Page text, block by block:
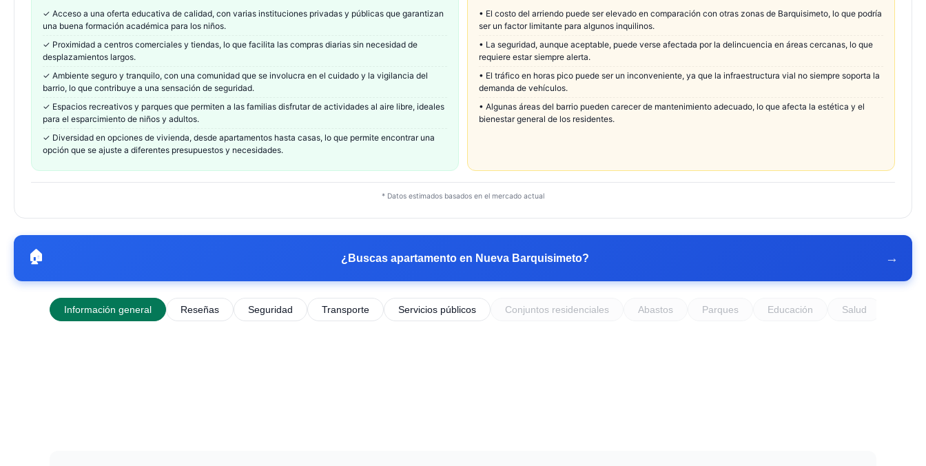
✓ Acceso a una oferta educativa de calidad, con varias instituciones privadas y públicas que garantizan
una buena formación académica para los niños.
✓ Proximidad a centros comerciales y tiendas, lo que facilita las compras diarias sin necesidad de
desplazamientos largos.
✓ Ambiente seguro y tranquilo, con una comunidad que se involucra en el cuidado y la vigilancia del
barrio, lo que contribuye a una sensación de seguridad.
✓ Espacios recreativos y parques que permiten a las familias disfrutar de actividades al aire libre, ideales
para el esparcimiento de niños y adultos.
✓ Diversidad en opciones de vivienda, desde apartamentos hasta casas, lo que permite encontrar una
opción que se ajuste a diferentes presupuestos y necesidades.
• El costo del arriendo puede ser elevado en comparación con otras zonas de Barquisimeto, lo que podría
ser un factor limitante para algunos inquilinos.
• La seguridad, aunque aceptable, puede verse afectada por la delincuencia en áreas cercanas, lo que
requiere estar siempre alerta.
• El tráfico en horas pico puede ser un inconveniente, ya que la infraestructura vial no siempre soporta la
demanda de vehículos.
• Algunas áreas del barrio pueden carecer de mantenimiento adecuado, lo que afecta la estética y el
bienestar general de los residentes.
* Datos estimados basados en el mercado actual
🏠 ¿Buscas apartamento en Nueva Barquisimeto? →
Información general Reseñas Seguridad Transporte Servicios públicos Conjuntos residenciales Abastos Parques Educación Salud